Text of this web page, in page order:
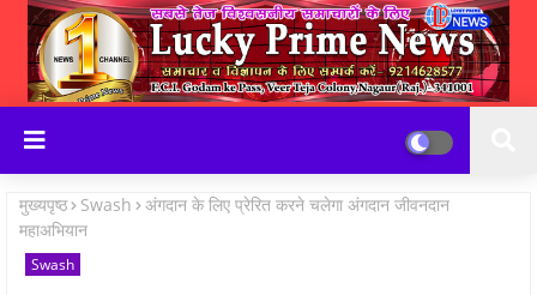
मुख्यपृष्ठ Swash
अंगदान के लिए प्रेरित करने चलेगा अंगदान जीवनदान
महाअभियान
Swash